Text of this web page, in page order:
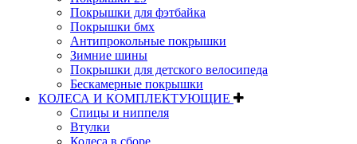
Покрышки для фэтбайка
Покрышки бмх
Антипрокольные покрышки
Зимние шины
Покрышки для детского велосипеда
Бескамерные покрышки
КОЛЕСА И КОМПЛЕКТУЮЩИЕ
Спицы и ниппеля
Втулки
Колеса в сборе